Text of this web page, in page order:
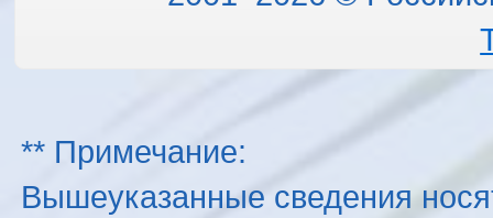
** Примечание:
Вышеуказанные сведения